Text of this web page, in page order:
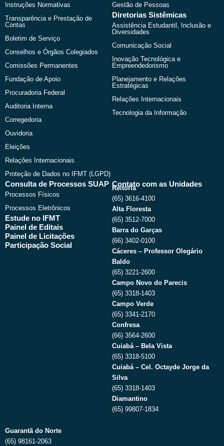
Instruções Normativas
Transparência e Prestação de
Contas
Boletim de Serviço
Conselhos e Órgãos Colegiados
Comissões Permanentes
Fundação de Apoio
Procuradoria Federal
Auditoria Interna
Corregedoria
Ouvidoria
Eleições
Relações Internacionais
Proteção de Dados no IFMT (LGPD)
Gestão de Pessoas
Diretorias Sistêmicas
Assistência Estudantil, Inclusão e
Diversidades
Comunicação Social
Inovação Tecnológica e
Empreendedorismo
Planejamento e Relações
Estratégicas
Relações Internacionais
Tecnologia da Informação
Consulta de Processos SUAP
Processos Físicos
Processos Eletrônicos
Estude no IFMT
Painel de Editais
Painel de Licitações
Participação Social
Contato com as Unidades
Reitoria
(65) 3616-4100
Alta Floresta
(65) 3512-7000
Barra do Garças
(66) 3402-0100
Cáceres – Professor Olegário
Baldo
(65) 3221-2600
Campo Novo do Parecis
(65) 3318-1403
Campo Verde
(65) 3341-2170
Confresa
(66) 3564-2600
Cuiabá – Bela Vista
(65) 3318-5100
Cuiabá – Cel. Octayde Jorge da
Silva
(65) 3318-1403
Diamantino
(65) 99807-1834
Guarantã do Norte
(65) 98161-2063